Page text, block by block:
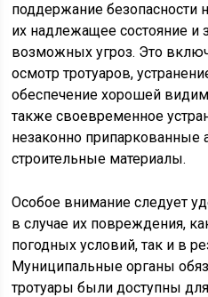
поддержание безопасности
их надлежащее состояние и
возможных угроз. Это
осмотр тротуаров,
обеспечение хорошей
также своевременное
незаконно припаркованные
строительные материалы.
Особое внимание следует
в случае их повреждения,
погодных условий, так и в
Муниципальные органы
тротуары были доступны